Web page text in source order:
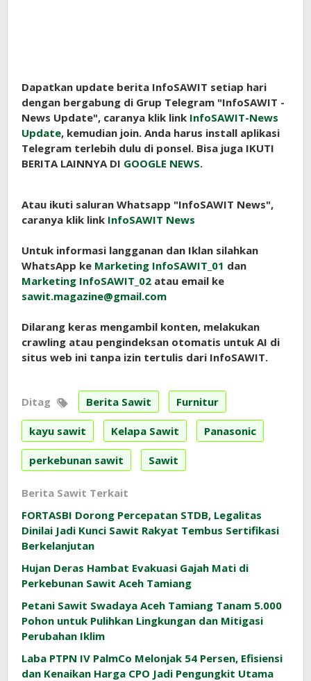
Dapatkan update berita InfoSAWIT setiap hari
dengan bergabung di Grup Telegram "InfoSAWIT -
News Update", caranya klik link InfoSAWIT-News
Update, kemudian join. Anda harus install aplikasi
Telegram terlebih dulu di ponsel. Bisa juga IKUTI
BERITA LAINNYA DI GOOGLE NEWS.
Atau ikuti saluran Whatsapp "InfoSAWIT News",
caranya klik link InfoSAWIT News
Untuk informasi langganan dan Iklan silahkan
WhatsApp ke Marketing InfoSAWIT_01 dan
Marketing InfoSAWIT_02 atau email ke
sawit.magazine@gmail.com
Dilarang keras mengambil konten, melakukan
crawling atau pengindeksan otomatis untuk AI di
situs web ini tanpa izin tertulis dari InfoSAWIT.
Ditag Berita Sawit Furnitur
kayu sawit Kelapa Sawit Panasonic
perkebunan sawit Sawit
Berita Sawit Terkait
FORTASBI Dorong Percepatan STDB, Legalitas
Dinilai Jadi Kunci Sawit Rakyat Tembus Sertifikasi
Berkelanjutan
Hujan Deras Hambat Evakuasi Gajah Mati di
Perkebunan Sawit Aceh Tamiang
Petani Sawit Swadaya Aceh Tamiang Tanam 5.000
Pohon untuk Pulihkan Lingkungan dan Mitigasi
Perubahan Iklim
Laba PTPN IV PalmCo Melonjak 54 Persen, Efisiensi
dan Kenaikan Harga CPO Jadi Pengungkit Utama